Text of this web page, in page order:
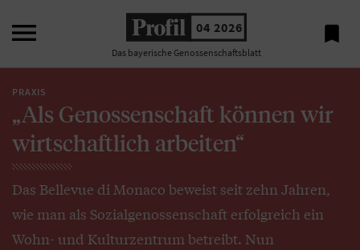
 04 2026
Das bayerische Genossenschaftsblatt

PRAXIS
„Als Genossenschaft können wir
wirtschaftlich arbeiten“
Das Bellevue di Monaco beweist seit zehn Jahren,
wie man als Sozialgenossenschaft erfolgreich ein
Wohn- und Kulturzentrum betreibt. Nun